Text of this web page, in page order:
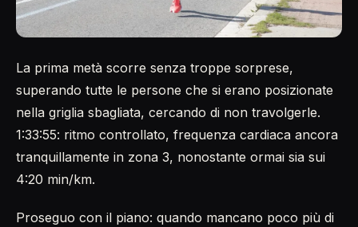
La prima metà scorre senza troppe sorprese,
superando tutte le persone che si erano posizionate
nella griglia sbagliata, cercando di non travolgerle.
1:33:55: ritmo controllato, frequenza cardiaca ancora
tranquillamente in zona 3, nonostante ormai sia sui
4:20 min/km.
Proseguo con il piano: quando mancano poco più di